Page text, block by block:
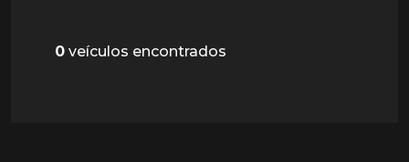
0 veículos encontrados